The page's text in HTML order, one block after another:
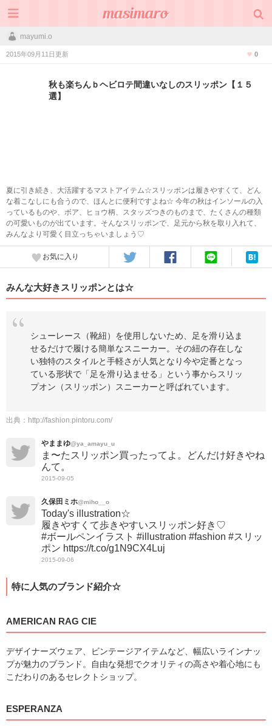
mayumi.o
2015年09月11日更新 0
秋も楽ちんｂヘビロテ間違いなしのスリッポン【１５
選】
夏に引き続き、大活躍するマストアイテム☆スリッポンは履きやすくて、どん
な着こなしにも合うので、ほんとに便利ですよね☆ 今年の秋はインソールの入
っているものや、ボア、ヒョウ柄、スタッズつきのものまで、たくさんの種類
の可愛いものが出ています。そんなスリッポンで、足元から秋を取り入れて、
みんなより可愛く目立っちゃいましょう♡
お気に入り
みんな大好きスリッポンとは☆
シューレース（靴紐）を使用しないため、足を滑り込ま
せるだけで履ける簡単なスニーカー。その紐の存在しな
い独特のスタイルと手軽さが人気となり今や定番となっ
ている形状で「足を滑り込ませる」という事からスリッ
プオン（スリッポン）スニーカーと呼ばれています。
出典： http://fashion.pintoru.com/
やままゆ@ya_amayu_u
ま〜たスリッポン買ったってよ。どんだけ好きやね
んて。
2015-09-05
久保田ミホ@miho__o
Today's illustration☆
履きやすくて歩きやすいスリッポン好き♡
#ボールペンイラスト #illustration #fashion #スリッ
ポン https://t.co/g1N9CX4Luj
2015-09-06
特に人気のブランド紹介☆
AMERICAN RAG CIE
デザイナーズウェア、ビンテージアイテムなど、幅広いラインナッ
プが魅力のブランド。自由な発想でクオリティの高さや着心地にも
こだわりのあるセレクトショップ。
ESPERANZA